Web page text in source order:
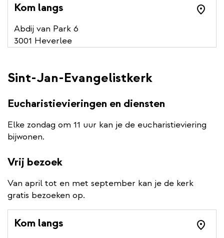
Kom langs
Abdij van Park 6
3001 Heverlee
Sint-Jan-Evangelistkerk
Eucharistievieringen en diensten
Elke zondag om 11 uur kan je de eucharistieviering
bijwonen.
Vrij bezoek
Van april tot en met september kan je de kerk
gratis bezoeken op.
Kom langs